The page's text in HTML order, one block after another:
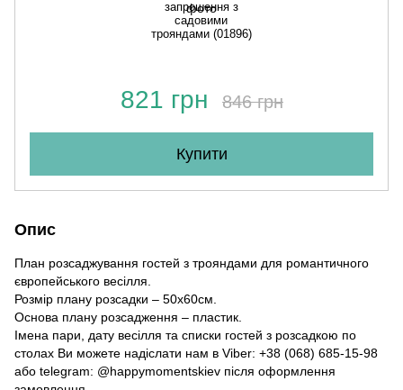
запрошення з
садовими
трояндами (01896)
821 грн 846 грн
Купити
Опис
План розсаджування гостей з трояндами для романтичного
європейського весілля.
Розмір плану розсадки – 50х60см.
Основа плану розсадження – пластик.
Імена пари, дату весілля та списки гостей з розсадкою по
столах Ви можете надіслати нам в Viber: +38 (068) 685-15-98
або telegram: @happymomentskiev після оформлення